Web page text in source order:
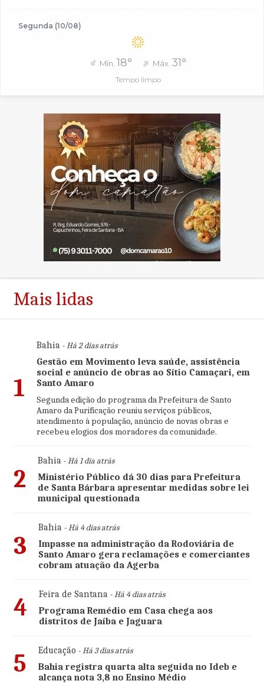
Segunda (10/08)
Mín. 18° Máx.31°
Tempo limpo
Mais lidas
1
Bahia- Há 2 dias atrás
Gestão em Movimento leva saúde, assistência
social e anúncio de obras ao Sítio Camaçari, em
Santo Amaro
Segunda edição do programa da Prefeitura de Santo
Amaro da Purificação reuniu serviços públicos,
atendimento à população, anúncio de novas obras e
recebeu elogios dos moradores da comunidade.
2
Bahia- Há 1 dia atrás
Ministério Público dá 30 dias para Prefeitura
de Santa Bárbara apresentar medidas sobre lei
municipal questionada
3
Bahia- Há 4 dias atrás
Impasse na administração da Rodoviária de
Santo Amaro gera reclamações e comerciantes
cobram atuação da Agerba
4 Feira de Santana- Há 4 dias atrás
Programa Remédio em Casa chega aos
distritos de Jaíba e Jaguara
5 Educação - Há 3 dias atrás
Bahia registra quarta alta seguida no Ideb e
alcança nota 3,8 no Ensino Médio